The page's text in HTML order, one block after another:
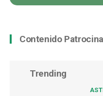
Contenido
Trending